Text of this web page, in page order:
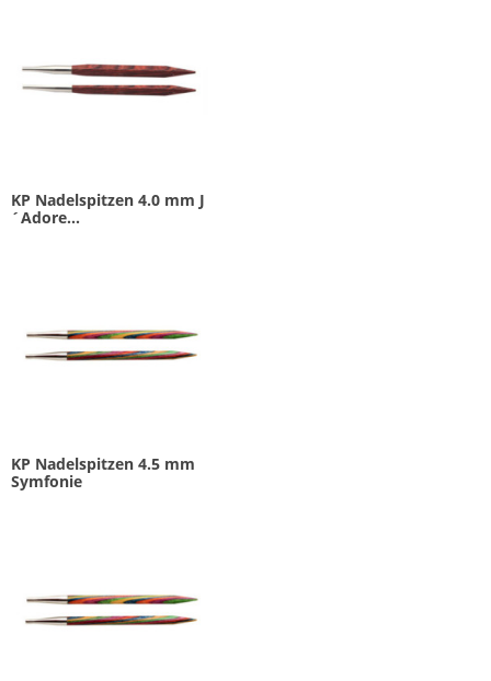
KP Nadelspitzen 4.0 mm J
´Adore...
KP Nadelspitzen 4.5 mm
Symfonie